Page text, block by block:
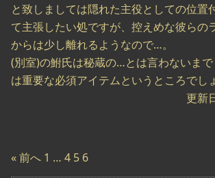
と致しましては隠れた主役としての位置
て主張したい処ですが、控えめな彼らの
からは少し離れるようなので…。
(別室)の鮒氏は秘蔵の…とは言わないま
は重要な必須アイテムというところでし
更新
« 前へ 1 … 4 5 6